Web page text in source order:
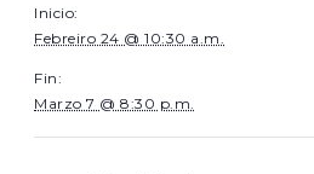
Inicio:
Febreiro 24 @ 10:30 a.m.
Fin:
Marzo 7 @ 8:30 p.m.